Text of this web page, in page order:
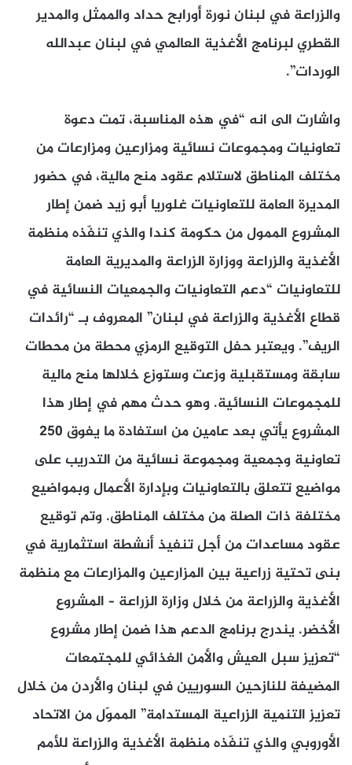
والزراعة في لبنان نورة أورابح حداد والممثل والمدير
القطري لبرنامج الأغذية العالمي في لبنان عبدالله
الوردات”.
واشارت الى انه “في هذه المناسبة، تمت دعوة
تعاونيات ومجموعات نسائية ومزارعين ومزارعات من
مختلف المناطق لاستلام عقود منح مالية، في حضور
المديرة العامة للتعاونيات غلوريا أبو زيد ضمن إطار
المشروع الممول من حكومة كندا والذي تنفّذه منظمة
الأغذية والزراعة ووزارة الزراعة والمديرية العامة
للتعاونيات “دعم التعاونيات والجمعيات النسائية في
قطاع الأغذية والزراعة في لبنان” المعروف بـ “رائدات
الريف”. ويعتبر حفل التوقيع الرمزي محطة من محطات
سابقة ومستقبلية وزعت وستوزع خلالها منح مالية
للمجموعات النسائية. وهو حدث مهم في إطار هذا
المشروع يأتي بعد عامين من استفادة ما يفوق 250
تعاونية وجمعية ومجموعة نسائية من التدريب على
مواضيع تتعلق بالتعاونيات وبإدارة الأعمال وبمواضيع
مختلفة ذات الصلة من مختلف المناطق. وتم توقيع
عقود مساعدات من أجل تنفيذ أنشطة استثمارية في
بنى تحتية زراعية بين المزارعين والمزارعات مع منظمة
الأغذية والزراعة من خلال وزارة الزراعة – المشروع
الأخضر. يندرج برنامج الدعم هذا ضمن إطار مشروع
“تعزيز سبل العيش والأمن الغذائي للمجتمعات
المضيفة للنازحين السوريين في لبنان والأردن من خلال
تعزيز التنمية الزراعية المستدامة” المموّل من الاتحاد
الأوروبي والذي تنفّذه منظمة الأغذية والزراعة للأمم